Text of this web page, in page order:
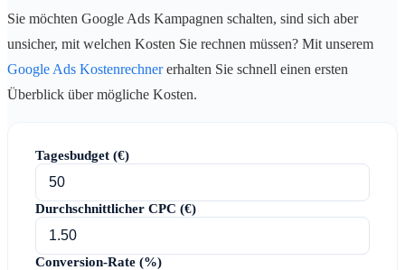
Sie möchten Google Ads Kampagnen schalten, sind sich aber
unsicher, mit welchen Kosten Sie rechnen müssen? Mit unserem
Google Ads Kostenrechnererhalten Sie schnell einen ersten
Überblick über mögliche Kosten.
Tagesbudget (€)
Durchschnittlicher CPC (€)
Conversion-Rate (%)